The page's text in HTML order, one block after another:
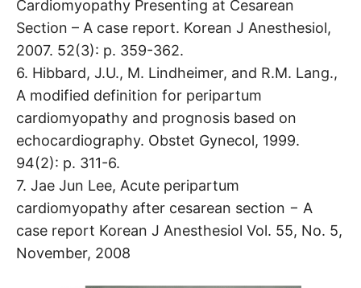
Cardiomyopathy Presenting at Cesarean
Section – A case report. Korean J Anesthesiol,
2007. 52(3): p. 359-362.
6. Hibbard, J.U., M. Lindheimer, and R.M. Lang.,
A modified definition for peripartum
cardiomyopathy and prognosis based on
echocardiography. Obstet Gynecol, 1999.
94(2): p. 311-6.
7. Jae Jun Lee, Acute peripartum
cardiomyopathy after cesarean section − A
case report Korean J Anesthesiol Vol. 55, No. 5,
November, 2008